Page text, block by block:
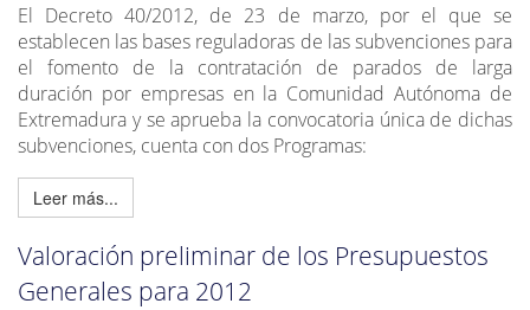
El Decreto 40/2012, de 23 de marzo, por el que se
establecen las bases reguladoras de las subvenciones para
el fomento de la contratación de parados de larga
duración por empresas en la Comunidad Autónoma de
Extremadura y se aprueba la convocatoria única de dichas
subvenciones, cuenta con dos Programas:
Leer más...
Valoración preliminar de los Presupuestos
Generales para 2012